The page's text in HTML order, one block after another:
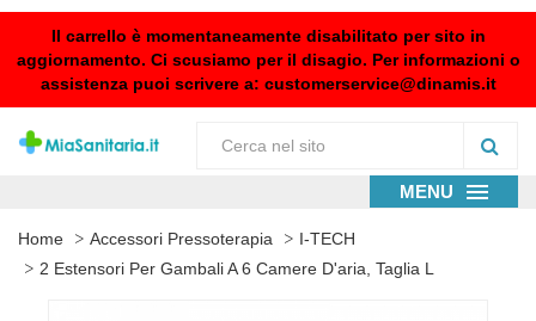
Il carrello è momentaneamente disabilitato per sito in
aggiornamento. Ci scusiamo per il disagio. Per informazioni o
assistenza puoi scrivere a: customerservice@dinamis.it
MENU
Home Accessori Pressoterapia
I-TECH
2 Estensori Per Gambali A 6 Camere D'aria, Taglia L